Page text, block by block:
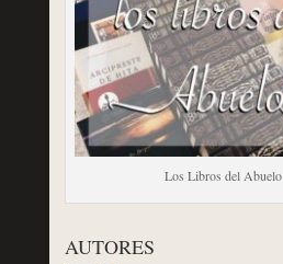
Los Libros del Abuelo
AUTORES